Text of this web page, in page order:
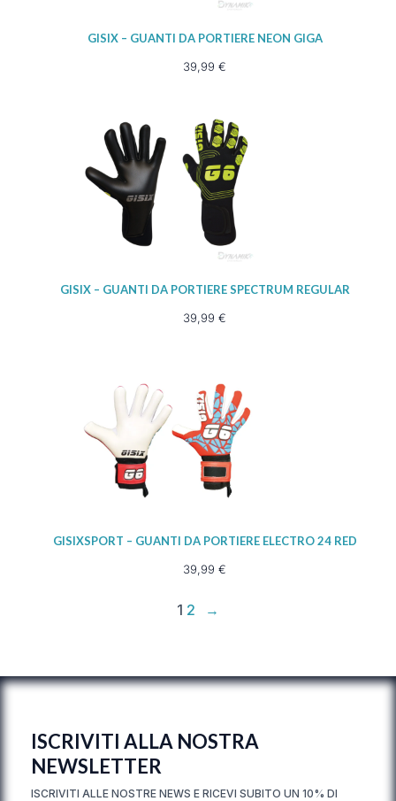
GISIX – GUANTI DA PORTIERE NEON GIGA
39,99 €
GISIX – GUANTI DA PORTIERE SPECTRUM REGULAR
39,99 €
GISIXSPORT – GUANTI DA PORTIERE ELECTRO 24 RED
39,99 €
1 2 →
ISCRIVITI ALLA NOSTRA
NEWSLETTER
ISCRIVITI ALLE NOSTRE NEWS E RICEVI SUBITO UN 10% DI